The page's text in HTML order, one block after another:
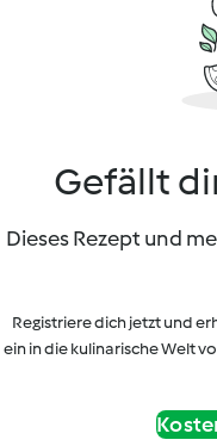
Gefällt
Dieses Rezept und
Registriere dich jetzt und
ein in die kulinarische Welt